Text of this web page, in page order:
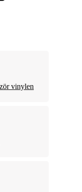
vinylen